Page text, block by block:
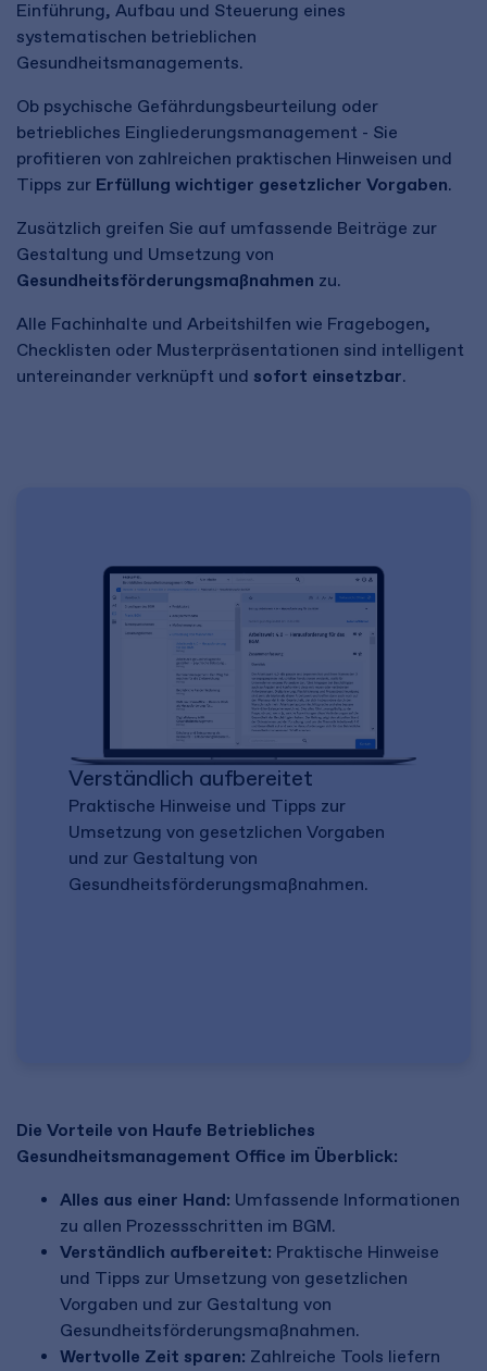
Einführung, Aufbau und Steuerung eines
systematischen betrieblichen
Gesundheitsmanagements.
Ob psychische Gefährdungsbeurteilung oder
betriebliches Eingliederungsmanagement - Sie
profitieren von zahlreichen praktischen Hinweisen und
Tipps zur Erfüllung wichtiger gesetzlicher Vorgaben.
Zusätzlich greifen Sie auf umfassende Beiträge zur
Gestaltung und Umsetzung von
Gesundheitsförderungsmaßnahmen zu.
Alle Fachinhalte und Arbeitshilfen wie Fragebogen,
Checklisten oder Musterpräsentationen sind intelligent
untereinander verknüpft und sofort einsetzbar.
Verständlich aufbereitet
Praktische Hinweise und Tipps zur
Umsetzung von gesetzlichen Vorgaben
und zur Gestaltung von
Gesundheitsförderungsmaßnahmen.
Die Vorteile von Haufe Betriebliches
Gesundheitsmanagement Office im Überblick:
Alles aus einer Hand: Umfassende Informationen
zu allen Prozessschritten im BGM.
Verständlich aufbereitet: Praktische Hinweise
und Tipps zur Umsetzung von gesetzlichen
Vorgaben und zur Gestaltung von
Gesundheitsförderungsmaßnahmen.
Wertvolle Zeit sparen: Zahlreiche Tools liefern